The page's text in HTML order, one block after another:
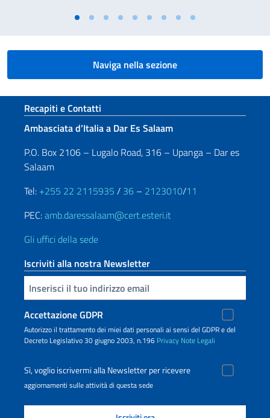
Naviga nella sezione
Sezione footer
Recapiti e Contatti
Ambasciata d’Italia a Dar Es Salaam
P.O. Box 2106 – Lugalo Road, 316 – Upanga – Dar es
Salaam
Tel: +255 22 2115935 / 36 – 2123010/11
PEC:amb.daressalaam@cert.esteri.it
Gli uffici della sede
Iscriviti alla nostra Newsletter
Inserisci la tua email
Accettazione GDPR
Autorizzo il trattamento dei miei dati personali ai sensi del GDPR e del
Decreto Legislativo 30 giugno 2003, n.196 Privacy Note Legali
Sì, voglio iscrivermi alla Newsletter per ricevere
aggiornamenti sulle attività di questa sede